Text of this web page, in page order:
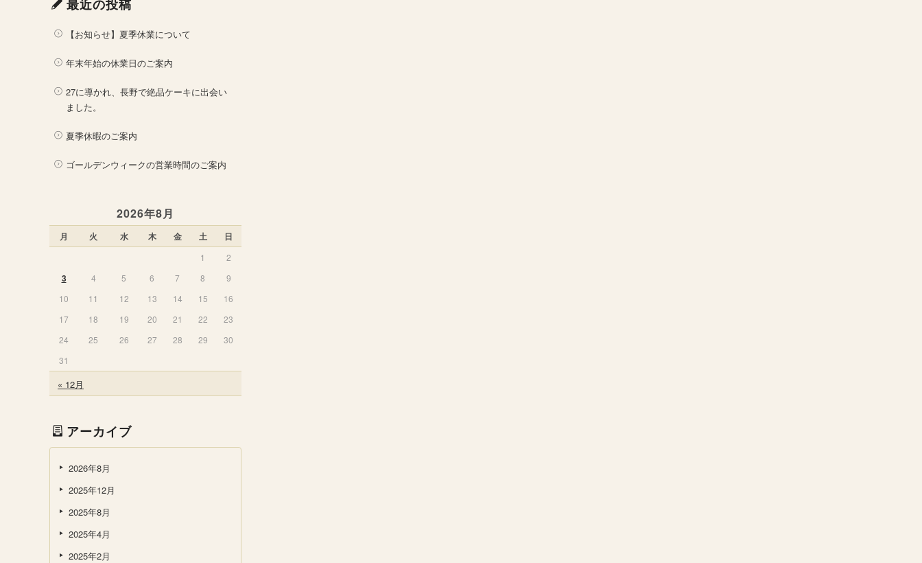
最近の投稿
【お知らせ】夏季休業について
年末年始の休業日のご案内
27に導かれ、長野で絶品ケーキに出会い
ました。
夏季休暇のご案内
ゴールデンウィークの営業時間のご案内
2026年8月
月 火 水 木 金 土 日
« 12月
1 2
3 4 5 6 7 8
9
10
11 12 13 14 15
16
17
18 19 20 21 22
23
24
25 26 27 28 29
30
31
アーカイブ
2026年8月
2025年12月
2025年8月
2025年4月
2025年2月